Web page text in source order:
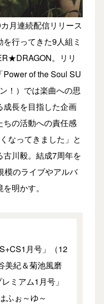
月連続配信リリース
行ってきた9人組ミ
。リリ
of the Soul SU
！）では楽曲への思
成長を目指した企画
ちの活動への責任感
なってきました」と
川毅。結成7周年を
模のライブやアルバ
明かす。
月号」（12
美紀＆菊池風磨
ミアム1月号」
ふぉ～ゆ～